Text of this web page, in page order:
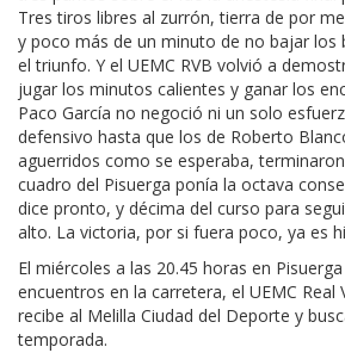
Tres tiros libres al zurrón, tierra de por
y poco más de un minuto de no bajar los
el triunfo. Y el UEMC RVB volvió a
jugar los minutos calientes y ganar los
Paco García no negoció ni un solo
defensivo hasta que los de Roberto
aguerridos como se esperaba,
cuadro del Pisuerga ponía la octava
dice pronto, y décima del curso para
alto. La victoria, por si fuera poco, ya es
El miércoles a las 20.45 horas en
encuentros en la carretera, el UEMC Real
recibe al Melilla Ciudad del Deporte y
temporada.